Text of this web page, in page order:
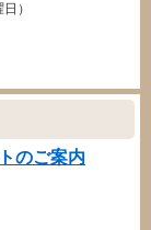
）
のご案内